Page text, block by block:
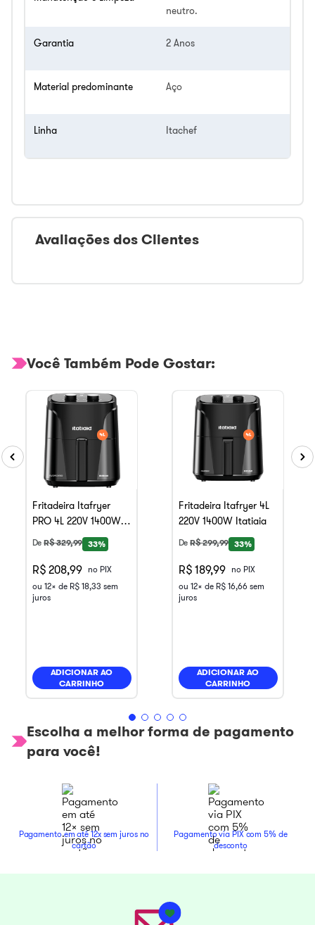
neutro.
Garantia 2 Anos
Material predominante Aço
Linha Itachef
Avaliações dos Clientes
Você Também Pode Gostar:
Fritadeira Itafryer
PRO 4L 220V 1400W
Itatiaia
DeR$329,99 33%
R$ 208,99
no PIX
ou 12x de R$ 18,33 sem
juros
ADICIONAR AO
CARRINHO
Fritadeira Itafryer 4L
220V 1400W Itatiaia
DeR$299,99 33%
R$ 189,99
no PIX
ou 12x de R$ 16,66 sem
juros
ADICIONAR AO
CARRINHO
Escolha a melhor forma de pagamento
para você!
Pagamento em até 12x sem juros no
cartão
Pagamento via PIX com 5% de
desconto